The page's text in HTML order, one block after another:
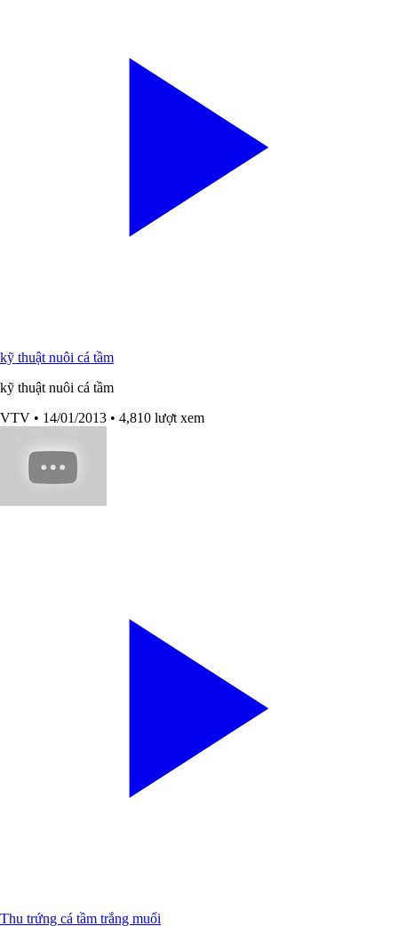
kỹ thuật nuôi cá tầm
kỹ thuật nuôi cá tầm
VTV • 14/01/2013 • 4,810 lượt xem
Thu trứng cá tầm trắng muối